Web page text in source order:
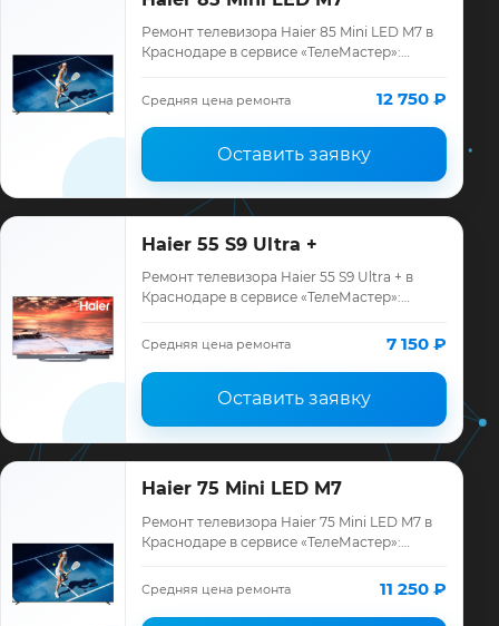
Ремонт телевизора Haier 85 Mini LED M7 в
Краснодаре в сервисе «ТелеМастер»:
ремонта, запчасти и гарантия до 12
месяцев.
Средняя цена ремонта 12 750 ₽
Оставить заявку
Haier 55 S9 Ultra +
Ремонт телевизора Haier 55 S9 Ultra + в
Краснодаре в сервисе «ТелеМастер»:
ремонта, запчасти и гарантия до 12
Средняя цена ремонта 7 150 ₽
Оставить заявку
Haier 75 Mini LED M7
Ремонт телевизора Haier 75 Mini LED M7 в
Краснодаре в сервисе «ТелеМастер»:
ремонта, запчасти и гарантия до 12
месяцев.
Средняя цена ремонта 11 250 ₽